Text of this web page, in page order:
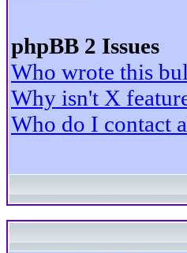
phpBB 2 Issues
Who wrote this
Why isn't X
Who do I contact